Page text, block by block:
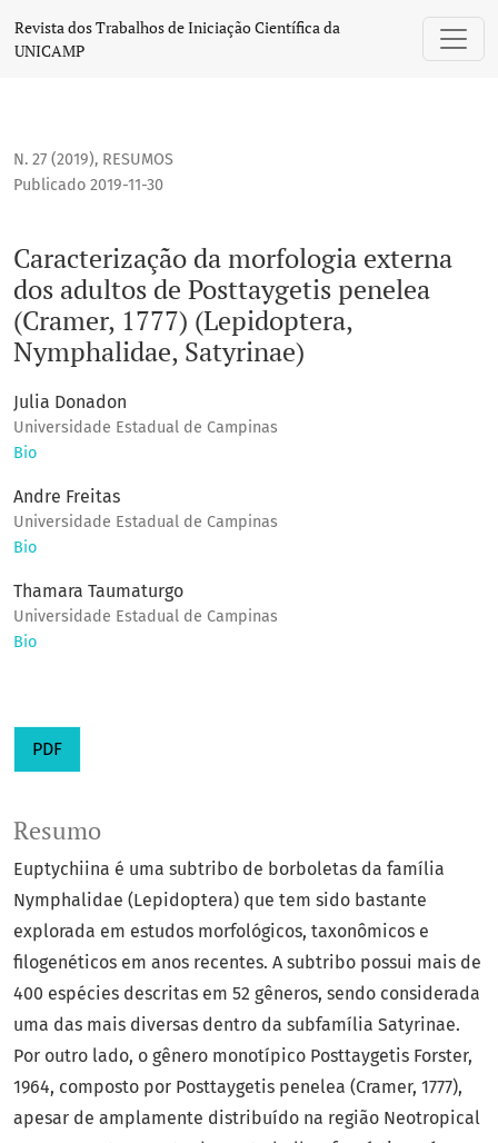
Caracterização da morfologia externa dos adultos de
Revista dos Trabalhos de Iniciação Científica da
UNICAMP
N. 27 (2019), RESUMOS
Caracterização da morfologia externa
dos adultos de Posttaygetis penelea
(Cramer, 1777) (Lepidoptera,
Nymphalidae, Satyrinae)
Publicado 2019-11-30
Julia Donadon
Universidade Estadual de Campinas
Bio
Andre Freitas
Universidade Estadual de Campinas
Bio
Thamara Taumaturgo
Universidade Estadual de Campinas
Bio
PDF
Resumo
Euptychiina é uma subtribo de borboletas da família
Nymphalidae (Lepidoptera) que tem sido bastante
explorada em estudos morfológicos, taxonômicos e
filogenéticos em anos recentes. A subtribo possui mais de
400 espécies descritas em 52 gêneros, sendo considerada
uma das mais diversas dentro da subfamília Satyrinae.
Por outro lado, o gênero monotípico Posttaygetis Forster,
1964, composto por Posttaygetis penelea (Cramer, 1777),
apesar de amplamente distribuído na região Neotropical